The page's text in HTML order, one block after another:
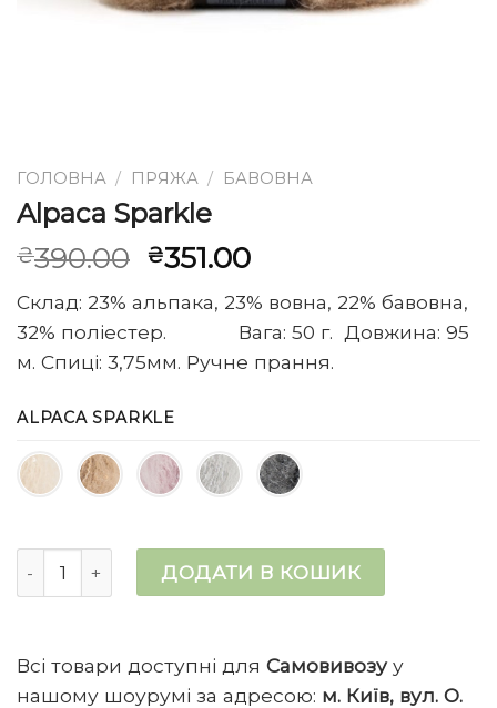
ГОЛОВНА / ПРЯЖА / БАВОВНА
Alpaca Sparkle
₴390.00 Оригінальна
₴390.00.
₴351.00Поточна
₴351.00.
Склад: 23% альпака, 23% вовна, 22% бавовна,
32% поліестер. Вага: 50 г. Довжина: 95
м. Спиці: 3,75мм. Ручне прання.
ALPACA SPARKLE
Alpaca Sparkle кількість
ДОДАТИ В КОШИК
Всі товари доступні для Самовивозуу
нашому шоурумі за адресою: м. Київ, вул. О.